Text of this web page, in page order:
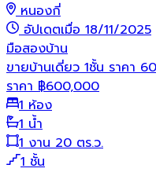
หนองกี่
อัปเดตเมื่อ 18/11/2025
มือสองบ้าน
ขายบ้านเดี่ยว 1ชั้น ราคา
ราคา ฿600,000
1 ห้อง
1 น้ำ
1 งาน 20 ตร.ว.
1 ชั้น